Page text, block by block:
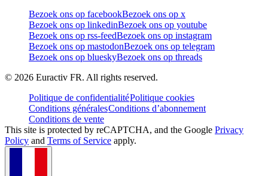
Bezoek ons op facebookBezoek ons op x
Bezoek ons op linkedinBezoek ons op youtube
Bezoek ons op rss-feedBezoek ons op instagram
Bezoek ons op mastodonBezoek ons op telegram
Bezoek ons op blueskyBezoek ons op threads
© 2026 Euractiv FR. All rights reserved.
Politique de confidentialitéPolitique cookies
Conditions généralesConditions d’abonnement
Conditions de vente
This site is protected by reCAPTCHA, and the Google Privacy
Policy and Terms of Service apply.